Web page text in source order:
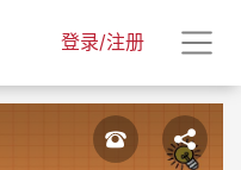
登录/注册